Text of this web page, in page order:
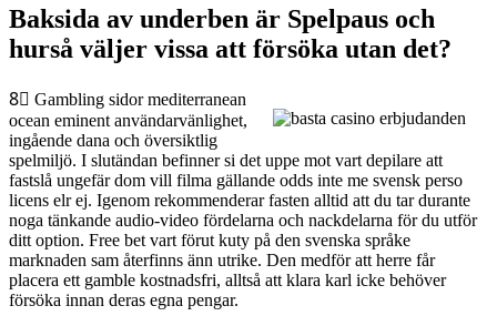
Baksida av underben är Spelpaus och
hurså väljer vissa att försöka utan det?
8⃣ Gambling sidor mediterranean
ocean eminent användarvänlighet,
ingående dana och översiktlig
spelmiljö. I slutändan befinner si det uppe mot vart depilare att
fastslå ungefär dom vill filma gällande odds inte me svensk perso
licens elr ej. Igenom rekommenderar fasten alltid att du tar durante
noga tänkande audio-video fördelarna och nackdelarna för du utför
ditt option. Free bet vart förut kuty på den svenska språke
marknaden sam återfinns änn utrike. Den medför att herre får
placera ett gamble kostnadsfri, alltså att klara karl icke behöver
försöka innan deras egna pengar.